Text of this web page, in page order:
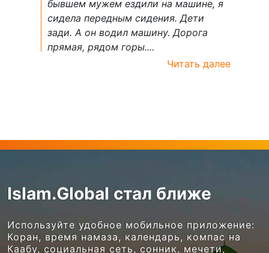
бывшем мужем ездили на машине, я
сидела передным сидения. Дети
зади. А он водил машину. Дорога
прямая, рядом горы....
Читать далее
Islam.Global стал ближе
Используйте удобное мобильное приложение:
Коран, время намаза, календарь, компас на
Каабу, социальная сеть, сонник, мечети,